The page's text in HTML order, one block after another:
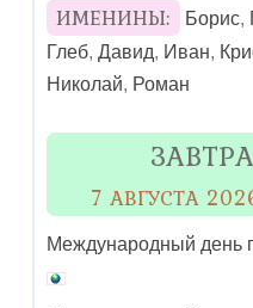
ИМЕНИНЫ: Борис,
Глеб, Давид, Иван,
Николай, Роман
ЗАВТРА
7 АВГУСТА
Международный день